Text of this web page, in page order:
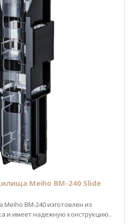
Meiho BM-240 Slide
BM-240 изготовлен из
и имеет надежную конструкцию..